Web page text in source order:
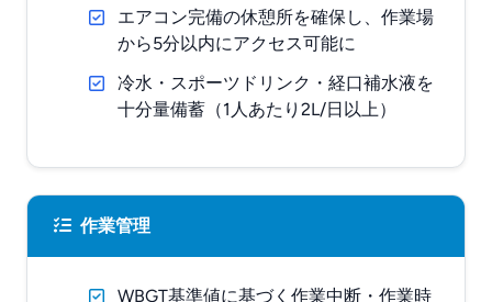
エアコン完備の休憩所を確保し、作業場
から5分以内にアクセス可能に
冷水・スポーツドリンク・経口補水液を
十分量備蓄（1人あたり2L/日以上）
作業管理
WBGT基準値に基づく作業中断・作業時